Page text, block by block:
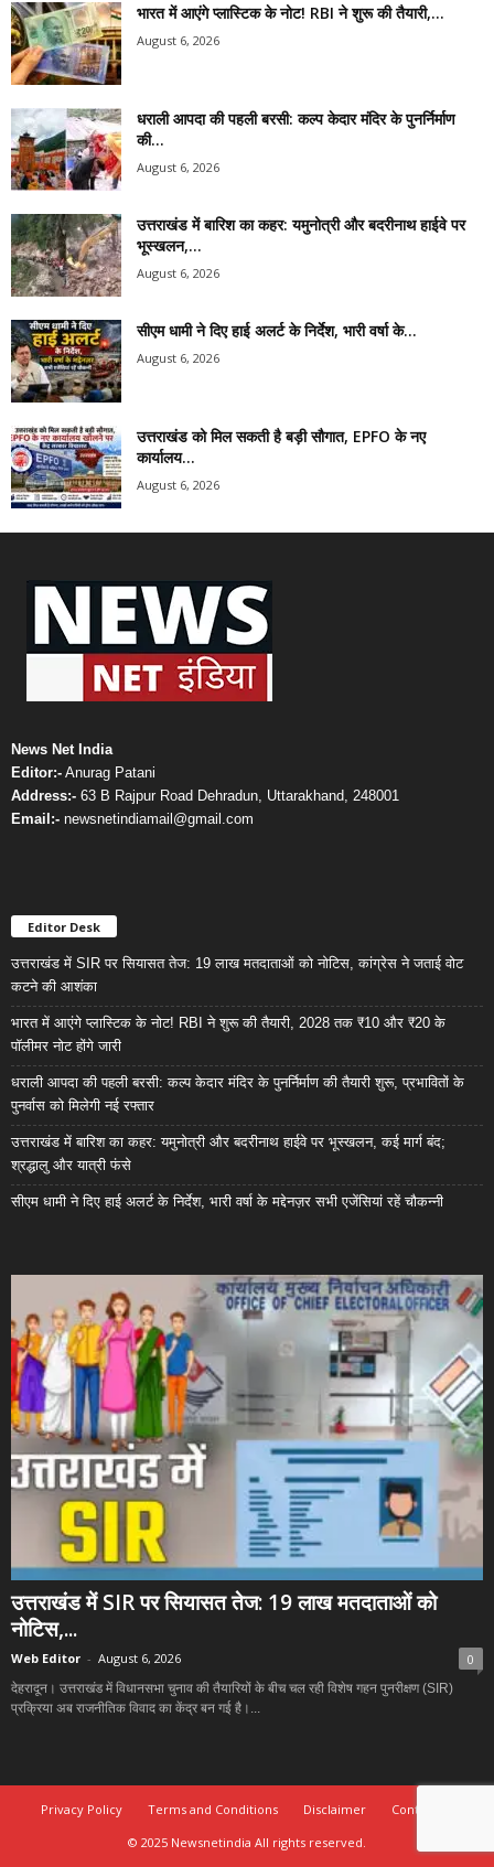
भारत में आएंगे प्लास्टिक के नोट! RBI ने शुरू की तैयारी,...
August 6, 2026
धराली आपदा की पहली बरसी: कल्प केदार मंदिर के पुनर्निर्माण
की...
August 6, 2026
उत्तराखंड में बारिश का कहर: यमुनोत्री और बदरीनाथ हाईवे पर
भूस्खलन,...
August 6, 2026
सीएम धामी ने दिए हाई अलर्ट के निर्देश, भारी वर्षा के...
August 6, 2026
उत्तराखंड को मिल सकती है बड़ी सौगात, EPFO के नए
कार्यालय...
August 6, 2026
News Net India
Editor:- Anurag Patani
Address:- 63 B Rajpur Road Dehradun, Uttarakhand, 248001
Email:- newsnetindiamail@gmail.com
Editor Desk
उत्तराखंड में SIR पर सियासत तेज: 19 लाख मतदाताओं को नोटिस, कांग्रेस ने जताई वोट
कटने की आशंका
भारत में आएंगे प्लास्टिक के नोट! RBI ने शुरू की तैयारी, 2028 तक ₹10 और ₹20 के
पॉलीमर नोट होंगे जारी
धराली आपदा की पहली बरसी: कल्प केदार मंदिर के पुनर्निर्माण की तैयारी शुरू, प्रभावितों के
पुनर्वास को मिलेगी नई रफ्तार
उत्तराखंड में बारिश का कहर: यमुनोत्री और बदरीनाथ हाईवे पर भूस्खलन, कई मार्ग बंद;
श्रद्धालु और यात्री फंसे
सीएम धामी ने दिए हाई अलर्ट के निर्देश, भारी वर्षा के मद्देनज़र सभी एजेंसियां रहें चौकन्नी
उत्तराखंड में SIR पर सियासत तेज: 19 लाख मतदाताओं को
नोटिस,...
Web Editor - August 6, 2026 0
देहरादून। उत्तराखंड में विधानसभा चुनाव की तैयारियों के बीच चल रही विशेष गहन पुनरीक्षण (SIR)
प्रक्रिया अब राजनीतिक विवाद का केंद्र बन गई है।...
Privacy Policy Terms and Conditions Disclaimer
Contact Us
© 2025 Newsnetindia All rights reserved.